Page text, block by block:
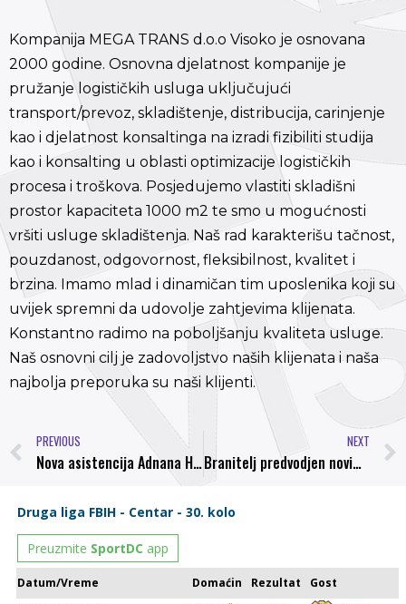
Kompanija MEGA TRANS d.o.o Visoko je osnovana
2000 godine. Osnovna djelatnost kompanije je
pružanje logističkih usluga uključujući
transport/prevoz, skladištenje, distribucija, carinjenje
kao i djelatnost konsaltinga na izradi fizibiliti studija
kao i konsalting u oblasti optimizacije logističkih
procesa i troškova. Posjedujemo vlastiti skladišni
prostor kapaciteta 1000 m2 te smo u mogućnosti
vršiti usluge skladištenja. Naš rad karakterišu tačnost,
pouzdanost, odgovornost, fleksibilnost, kvalitet i
brzina. Imamo mlad i dinamičan tim uposlenika koji su
uvijek spremni da udovolje zahtjevima klijenata.
Konstantno radimo na poboljšanju kvaliteta usluge.
Naš osnovni cilj je zadovoljstvo naših klijenata i naša
najbolja preporuka su naši klijenti.
PREVIOUS
Nova asistencija Adnana Hodžića u porazu Mladosti od Širokog Brijega
NEXT
Branitelj predvodjen novim trenerom stiže u Visoko, Romeo Mitrović novi šef struke mostaraca